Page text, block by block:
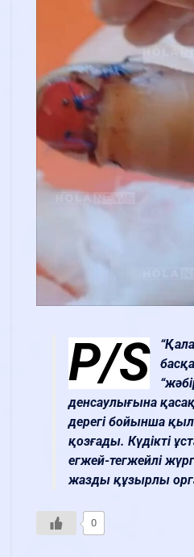
P/S
денсаулығына
дерегі бойынша
қозғады. Күдікті
егжей-тегжейлі
жазды құзырлы
0